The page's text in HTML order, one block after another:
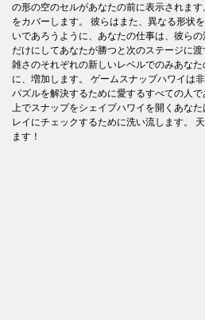
の形の空のセルがあなたの前に表示されま
をカバーします。 彼らはまた、異なる形状
いであろうように、あなたの仕事は、彼らの
だけにしてあなたが勝つと次のステージに
雑さのそれぞれの新しいレベルでのみあな
に、増加します。 ゲームスナップハワイは
パズルを解決するために愛するすべての人
上でスナップをシェイプハワイを開くあな
レイにチェックするために洗い流します。
ます！